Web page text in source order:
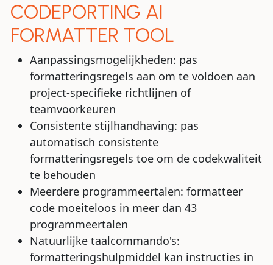
CODEPORTING AI
FORMATTER TOOL
Aanpassingsmogelijkheden: pas
formatteringsregels aan om te voldoen aan
project-specifieke richtlijnen of
teamvoorkeuren
Consistente stijlhandhaving: pas
automatisch consistente
formatteringsregels toe om de codekwaliteit
te behouden
Meerdere programmeertalen: formatteer
code moeiteloos in meer dan 43
programmeertalen
Natuurlijke taalcommando's:
formatteringshulpmiddel kan instructies in